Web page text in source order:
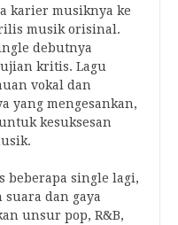
karier musiknya ke
musik orisinal.
debutnya
kritis. Lagu
vokal dan
yang mengesankan,
kesuksesan
beberapa single lagi,
dan gaya
unsur pop, R&B,